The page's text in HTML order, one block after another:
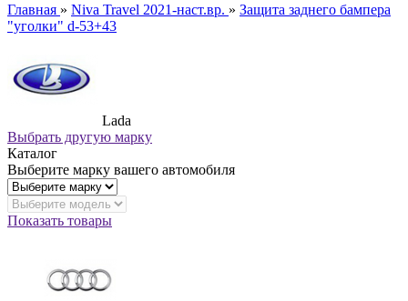
Главная » Niva Travel 2021-наст.вр. » Защита заднего бампера
"уголки" d-53+43
Lada
Выбрать другую марку
Каталог
Выберите марку вашего автомобиля
Показать товары